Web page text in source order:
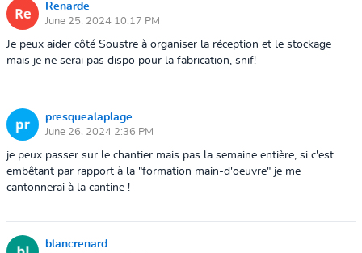
Renarde
June 25, 2024 10:17 PM
Je peux aider côté Soustre à organiser la réception et le stockage
mais je ne serai pas dispo pour la fabrication, snif!
presquealaplage
June 26, 2024 2:36 PM
je peux passer sur le chantier mais pas la semaine entière, si c'est
embêtant par rapport à la "formation main-d'oeuvre" je me
cantonnerai à la cantine !
blancrenard